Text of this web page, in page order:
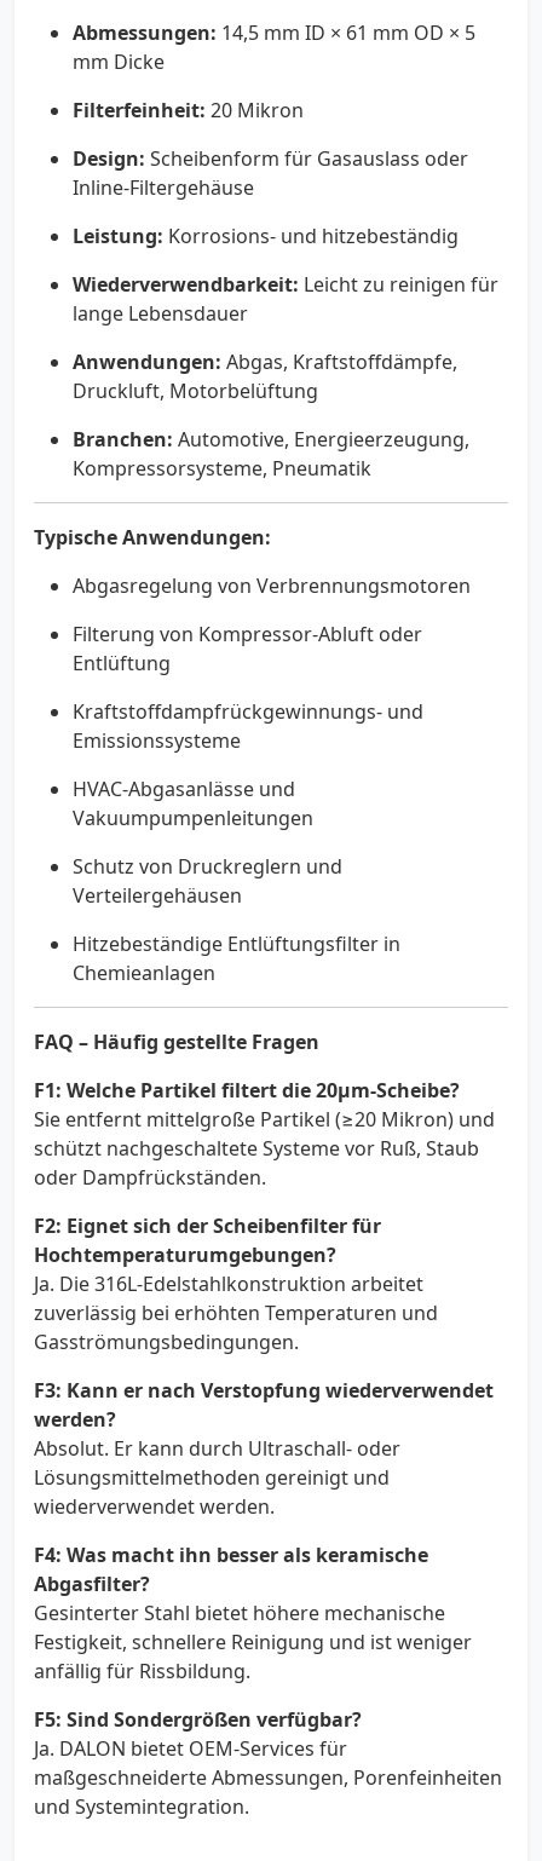
Abmessungen: 14,5 mm ID × 61 mm OD × 5
mm Dicke
Filterfeinheit: 20 Mikron
Design: Scheibenform für Gasauslass oder
Inline-Filtergehäuse
Leistung: Korrosions- und hitzebeständig
Wiederverwendbarkeit: Leicht zu reinigen für
lange Lebensdauer
Anwendungen: Abgas, Kraftstoffdämpfe,
Druckluft, Motorbelüftung
Branchen: Automotive, Energieerzeugung,
Kompressorsysteme, Pneumatik
Typische Anwendungen:
Abgasregelung von Verbrennungsmotoren
Filterung von Kompressor-Abluft oder
Entlüftung
Kraftstoffdampfrückgewinnungs- und
Emissionssysteme
HVAC-Abgasanlässe und
Vakuumpumpenleitungen
Schutz von Druckreglern und
Verteilergehäusen
Hitzebeständige Entlüftungsfilter in
Chemieanlagen
FAQ – Häufig gestellte Fragen
F1: Welche Partikel filtert die 20µm-Scheibe?
Sie entfernt mittelgroße Partikel (≥20 Mikron) und
schützt nachgeschaltete Systeme vor Ruß, Staub
oder Dampfrückständen.
F2: Eignet sich der Scheibenfilter für
Hochtemperaturumgebungen?
Ja. Die 316L-Edelstahlkonstruktion arbeitet
zuverlässig bei erhöhten Temperaturen und
Gasströmungsbedingungen.
F3: Kann er nach Verstopfung wiederverwendet
werden?
Absolut. Er kann durch Ultraschall- oder
Lösungsmittelmethoden gereinigt und
wiederverwendet werden.
F4: Was macht ihn besser als keramische
Abgasfilter?
Gesinterter Stahl bietet höhere mechanische
Festigkeit, schnellere Reinigung und ist weniger
anfällig für Rissbildung.
F5: Sind Sondergrößen verfügbar?
Ja. DALON bietet OEM-Services für
maßgeschneiderte Abmessungen, Porenfeinheiten
und Systemintegration.